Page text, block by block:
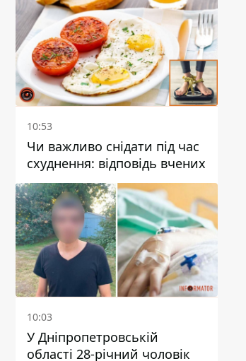
10:53
Чи важливо снідати під час
схуднення: відповідь вчених
10:03
У Дніпропетровській
області 28-річний чоловік